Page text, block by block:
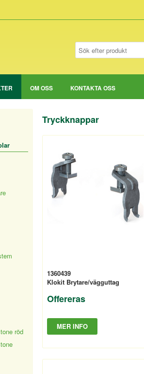
OM OSS KONTAKTA OSS
röd
Tryckknappar
1360439
Klokit Brytare/vägguttag
Offereras
MER INFO